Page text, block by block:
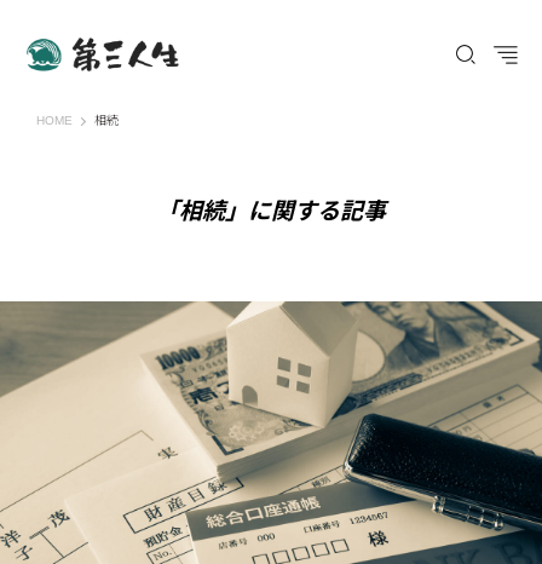
HOME 第三人生 〜寄り道の歩き方〜
相続
「相続」に関する記事